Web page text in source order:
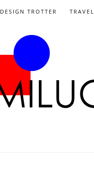
DESIGN TROTTER TRAVEL